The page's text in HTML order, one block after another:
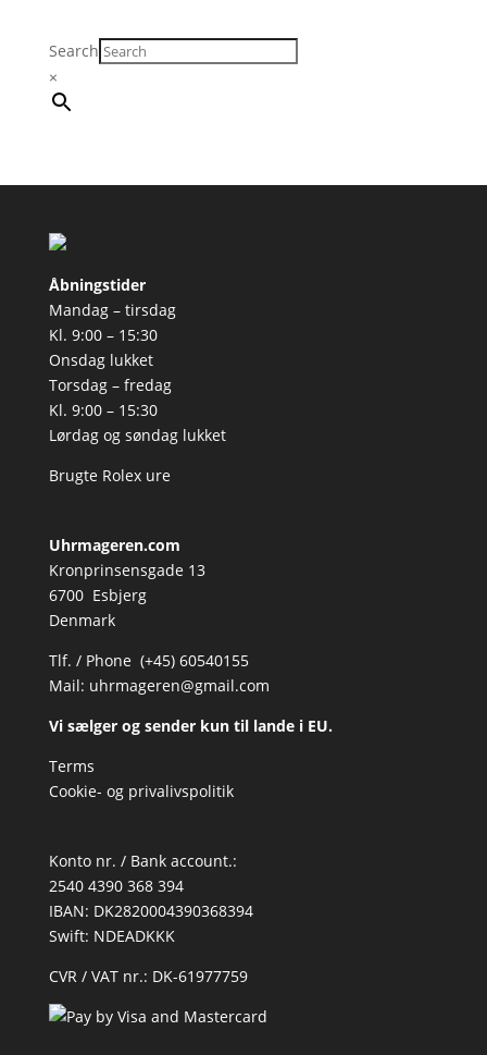
Search
×
Åbningstider
Mandag – tirsdag
Kl. 9:00 – 15:30
Onsdag lukket
Torsdag – fredag
Kl. 9:00 – 15:30
Lørdag og søndag lukket
Brugte Rolex ure
Uhrmageren.com
Kronprinsensgade 13
6700 Esbjerg
Denmark
Tlf. / Phone (+45) 60540155
Mail: uhrmageren@gmail.com
Vi sælger og sender kun til lande i EU.
Terms
Cookie- og privalivspolitik
Konto nr. / Bank account.:
2540 4390 368 394
IBAN: DK2820004390368394
Swift: NDEADKKK
CVR / VAT nr.: DK-61977759